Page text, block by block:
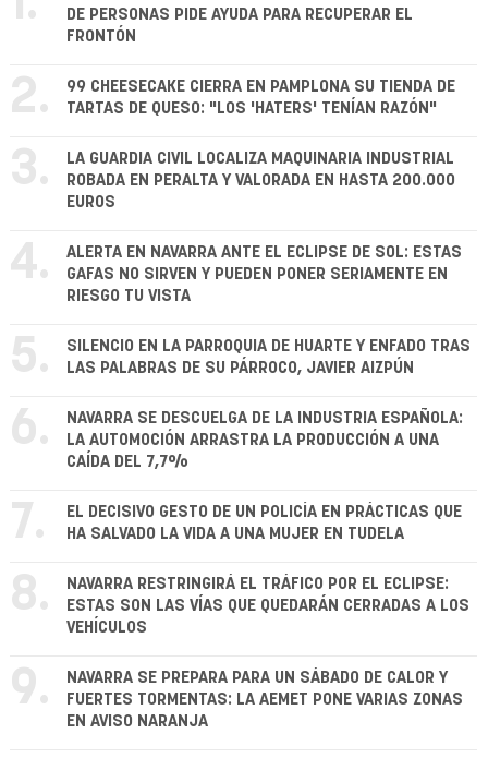
DE PERSONAS PIDE AYUDA PARA RECUPERAR EL
FRONTÓN
2.
99 CHEESECAKE CIERRA EN PAMPLONA SU TIENDA DE
TARTAS DE QUESO: "LOS 'HATERS' TENÍAN RAZÓN"
3.
LA GUARDIA CIVIL LOCALIZA MAQUINARIA INDUSTRIAL
ROBADA EN PERALTA Y VALORADA EN HASTA 200.000
EUROS
4.
ALERTA EN NAVARRA ANTE EL ECLIPSE DE SOL: ESTAS
GAFAS NO SIRVEN Y PUEDEN PONER SERIAMENTE EN
RIESGO TU VISTA
5.
SILENCIO EN LA PARROQUIA DE HUARTE Y ENFADO TRAS
LAS PALABRAS DE SU PÁRROCO, JAVIER AIZPÚN
6.
NAVARRA SE DESCUELGA DE LA INDUSTRIA ESPAÑOLA:
LA AUTOMOCIÓN ARRASTRA LA PRODUCCIÓN A UNA
CAÍDA DEL 7,7%
7.
EL DECISIVO GESTO DE UN POLICÍA EN PRÁCTICAS QUE
HA SALVADO LA VIDA A UNA MUJER EN TUDELA
8.
NAVARRA RESTRINGIRÁ EL TRÁFICO POR EL ECLIPSE:
ESTAS SON LAS VÍAS QUE QUEDARÁN CERRADAS A LOS
VEHÍCULOS
9.
NAVARRA SE PREPARA PARA UN SÁBADO DE CALOR Y
FUERTES TORMENTAS: LA AEMET PONE VARIAS ZONAS
EN AVISO NARANJA